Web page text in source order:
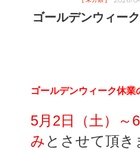
ゴールデンウィー
ゴールデンウィーク休業
5月2日（土）～
み とさせて頂き